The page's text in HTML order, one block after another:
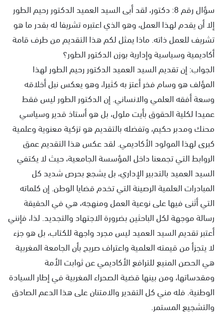
سؤال رقم 8: دكتور، لقد أبى السيد العميد الدكتور رحيم الطور
إلا أن يقدم لهذا العمل، وهو الذي اعتبره تشريفا له بقدر ما هو
تشريف للعمل ذاته. ماذا يمثل لكم هذا التقديم من طرف قامة
أكاديمية وسياسية وإدارية بوزن الدكتور الطور؟
الجواب: إن تقديم السيد العميد الدكتور رحيم الطور لهذا
المؤلف هو وسام فخر أعتز به كثيرا، وهو يعكس نبل أخلاقه
وسعة أفقه العلمي والانساني. إن الدكتور الطور ليس فقط
عميدا لكلية الحقوق بأيت ملول، بل هو أستاذ قدير وسياسي
محنك ومدبر حكيم، وتفضله بالتقديم هو تزكية معنوية وعلمية
كبرى لهذا المولود الأكاديمي. لقد عكس هذا التقديم عمق
الروابط التي تجمعنا داخل المؤسسة الجامعية، حيث لا يكتفي
السيد العميد بالتدبير الإداري، بل يشجع بحرص شديد كل
المبادرات العلمية الرصينة التي تخدم قضايا الوطن. إن كلماته
التي أثنى فيها على نوعية العمل ومنهجه، هي في الحقيقة
رسالة موجهة لكل الباحثين بضرورة الاجتهاد والتجديد. لذا، فإنني
أعتبر تقديم السيد العميد ليس مجرد واجهة للكتاب، بل هو جزء
لا يتجزأ من قيمته العلمية واعتراف صريح بأن الجامعة المغربية
هي الحصن المنيع للترافع الأكاديمي عن ثوابت الأمة
ومقدساتها، ومن بينها قضية الصحراء المغربية في إطار السيادة
الوطنية. فله مني كل التقدير والامتنان على هذا الدعم الصادق
والتشجيع المستمر.